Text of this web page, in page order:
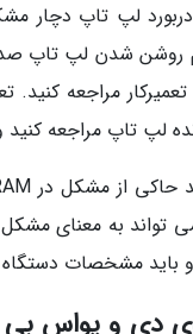
لپ تاپ دچار
روشن شدن لپ
مراجعه کنید.
لپ تاپ مراجعه کنید
باید مشخصات دستگاه